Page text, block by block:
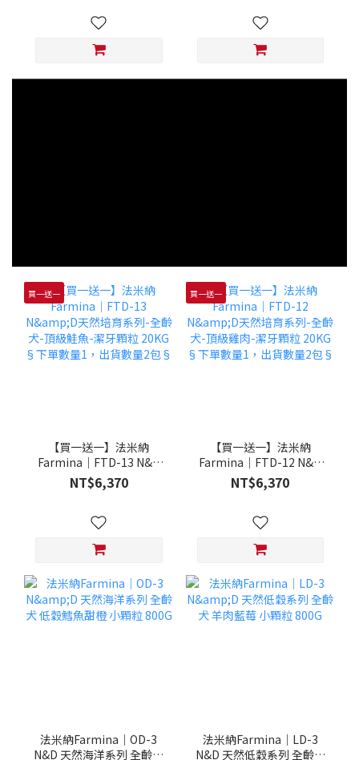
買一送一
【買一送一】法米納
Farmina｜FTD-13 N&D
天然培育系列-全齡犬-頂級
鮭魚-潔牙顆粒 20KG §下
NT$6,370
買一送一
【買一送一】法米納
Farmina｜FTD-12 N&D
天然培育系列-全齡犬-頂級
雞肉-潔牙顆粒 20KG §下
NT$6,370
法米納Farmina｜OD-3
N&D 天然海洋系列 全齡犬
法米納Farmina｜LD-3
N&D 天然低穀系列 全齡犬